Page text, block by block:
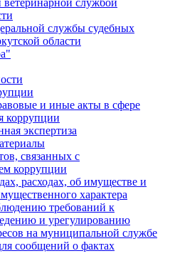
ветеринарной службой
службы судебных
области
и иные акты в сфере
коррупции
экспертиза
связанных с
коррупции
расходах, об имуществе и
характера
требований к
и урегулированию
на муниципальной службе
сообщений о фактах